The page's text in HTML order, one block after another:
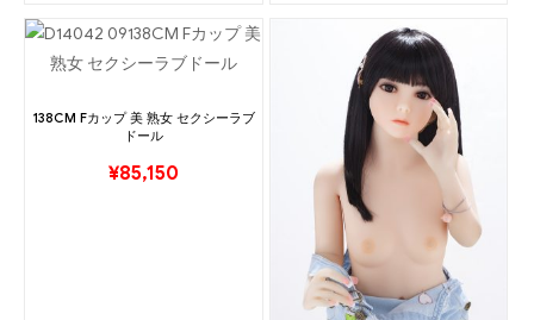
138CM Fカップ 美 熟女 セクシーラブ
ドール
¥85,150